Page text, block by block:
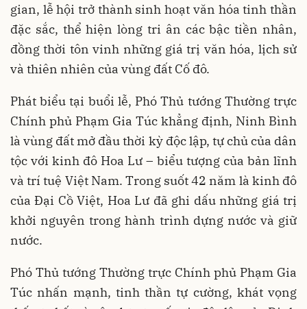
gian, lễ hội trở thành sinh hoạt văn hóa tinh thần
đặc sắc, thể hiện lòng tri ân các bậc tiền nhân,
đồng thời tôn vinh những giá trị văn hóa, lịch sử
và thiên nhiên của vùng đất Cố đô.
Phát biểu tại buổi lễ, Phó Thủ tướng Thường trực
Chính phủ Phạm Gia Túc khẳng định, Ninh Bình
là vùng đất mở đầu thời kỳ độc lập, tự chủ của dân
tộc với kinh đô Hoa Lư – biểu tượng của bản lĩnh
và trí tuệ Việt Nam. Trong suốt 42 năm là kinh đô
của Đại Cồ Việt, Hoa Lư đã ghi dấu những giá trị
khởi nguyên trong hành trình dựng nước và giữ
nước.
Phó Thủ tướng Thường trực Chính phủ Phạm Gia
Túc nhấn mạnh, tinh thần tự cường, khát vọng